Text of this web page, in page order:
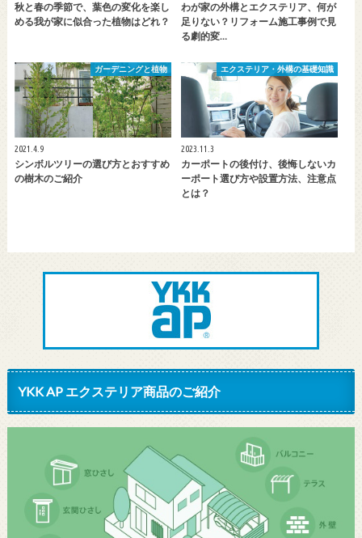
秋と春の季節で、葉色の変化を楽し
める我が家に似合った植物はどれ？
わが家の外構とエクステリア、何が
足りない？リフォーム施工事例で見
る劇的変…
ガーデニングと植物
2021.4.9
シンボルツリーの選び方とおすすめ
の樹木のご紹介
エクステリア・外構の基礎知識
2023.11.3
カーポートの後付け、後悔しないカ
ーポート選び方や設置方法、注意点
とは？
YKK AP エクステリア商品のご紹介